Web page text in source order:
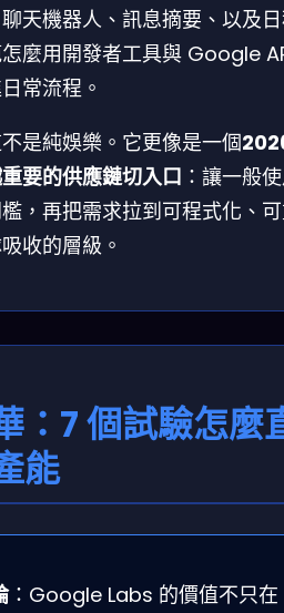
天機器人、訊息摘要、以及
麼用開發者工具與 Google
常流程。
是純娛樂。它更像是一個
要的供應鏈切入口 ：讓一般
，再把需求拉到可程式化、
收的層級。
：7 個試驗怎麼
能
：Google Labs 的價值不只在